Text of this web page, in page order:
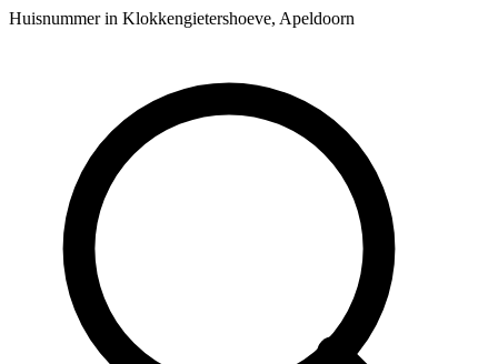
Huisnummer in Klokkengietershoeve, Apeldoorn